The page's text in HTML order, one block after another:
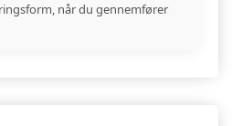
når du gennemfører